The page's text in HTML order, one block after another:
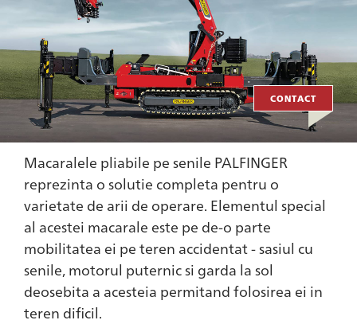
CONTACT
Macaralele pliabile pe senile PALFINGER
reprezinta o solutie completa pentru o
varietate de arii de operare. Elementul special
al acestei macarale este pe de-o parte
mobilitatea ei pe teren accidentat - sasiul cu
senile, motorul puternic si garda la sol
deosebita a acesteia permitand folosirea ei in
teren dificil.